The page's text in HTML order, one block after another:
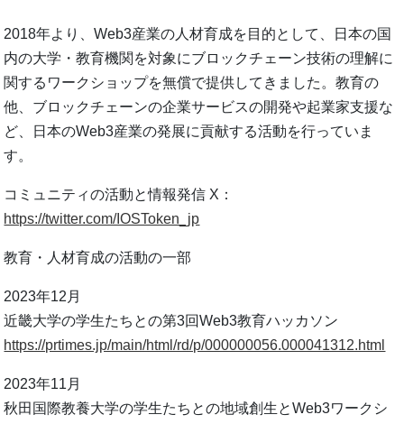
2018年より、Web3産業の人材育成を目的として、日本の国
内の大学・教育機関を対象にブロックチェーン技術の理解に
関するワークショップを無償で提供してきました。教育の
他、ブロックチェーンの企業サービスの開発や起業家支援な
ど、日本のWeb3産業の発展に貢献する活動を行っていま
す。
コミュニティの活動と情報発信 X：
https://twitter.com/IOSToken_jp
教育・人材育成の活動の一部
2023年12月
近畿大学の学生たちとの第3回Web3教育ハッカソン
https://prtimes.jp/main/html/rd/p/000000056.000041312.html
2023年11月
秋田国際教養大学の学生たちとの地域創生とWeb3ワークシ